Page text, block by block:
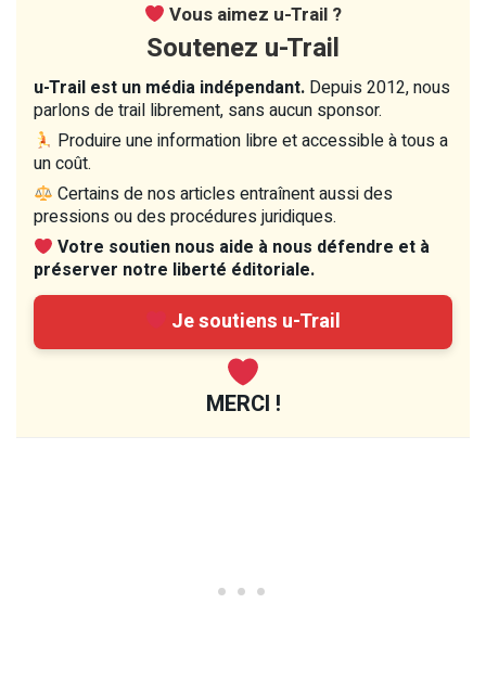
Vous aimez u-Trail ?
Soutenez u-Trail
u-Trail est un média indépendant. Depuis 2012, nous
parlons de trail librement, sans aucun sponsor.
Produire une information libre et accessible à tous a
un coût.
Certains de nos articles entraînent aussi des
pressions ou des procédures juridiques.
Votre soutien nous aide à nous défendre et à
préserver notre liberté éditoriale.
Je soutiens u-Trail
MERCI !